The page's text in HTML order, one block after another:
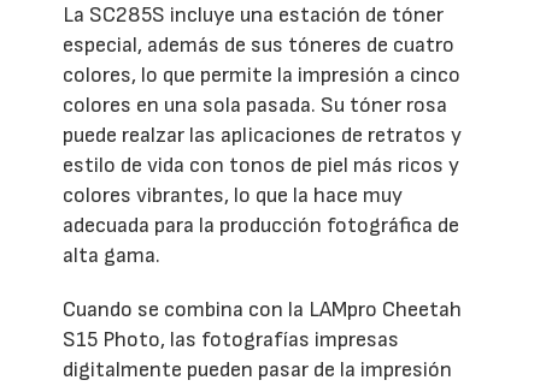
La SC285S incluye una estación de tóner
especial, además de sus tóneres de cuatro
colores, lo que permite la impresión a cinco
colores en una sola pasada. Su tóner rosa
puede realzar las aplicaciones de retratos y
estilo de vida con tonos de piel más ricos y
colores vibrantes, lo que la hace muy
adecuada para la producción fotográfica de
alta gama.
Cuando se combina con la LAMpro Cheetah
S15 Photo, las fotografías impresas
digitalmente pueden pasar de la impresión